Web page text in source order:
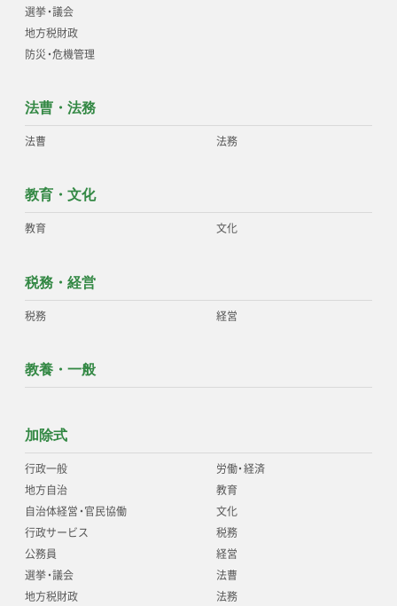
選挙・議会
地方税財政
防災・危機管理
法曹・法務
法曹 法務
教育・文化
教育 文化
税務・経営
税務 経営
教養・一般
加除式
行政一般
地方自治
自治体経営・官民協働
行政サービス
公務員
選挙・議会
地方税財政
労働・経済
教育
文化
税務
経営
法曹
法務